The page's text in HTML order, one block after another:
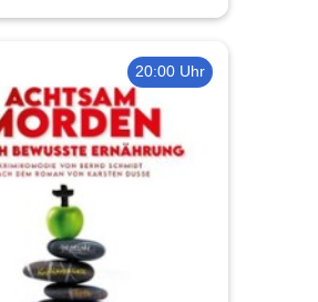
20:00 Uhr